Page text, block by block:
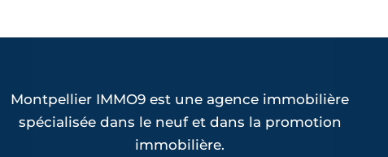
Montpellier IMMO9 est une agence immobilière
spécialisée dans le neuf et dans la promotion
immobilière.